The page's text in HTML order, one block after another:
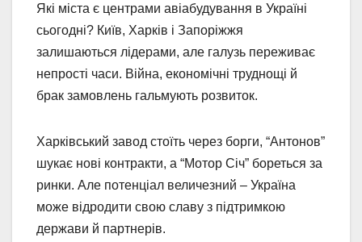
Які міста є центрами авіабудування в Україні
сьогодні? Київ, Харків і Запоріжжя
залишаються лідерами, але галузь переживає
непрості часи. Війна, економічні труднощі й
брак замовлень гальмують розвиток.
Харківський завод стоїть через борги, “Антонов”
шукає нові контракти, а “Мотор Січ” бореться за
ринки. Але потенціал величезний – Україна
може відродити свою славу з підтримкою
держави й партнерів.